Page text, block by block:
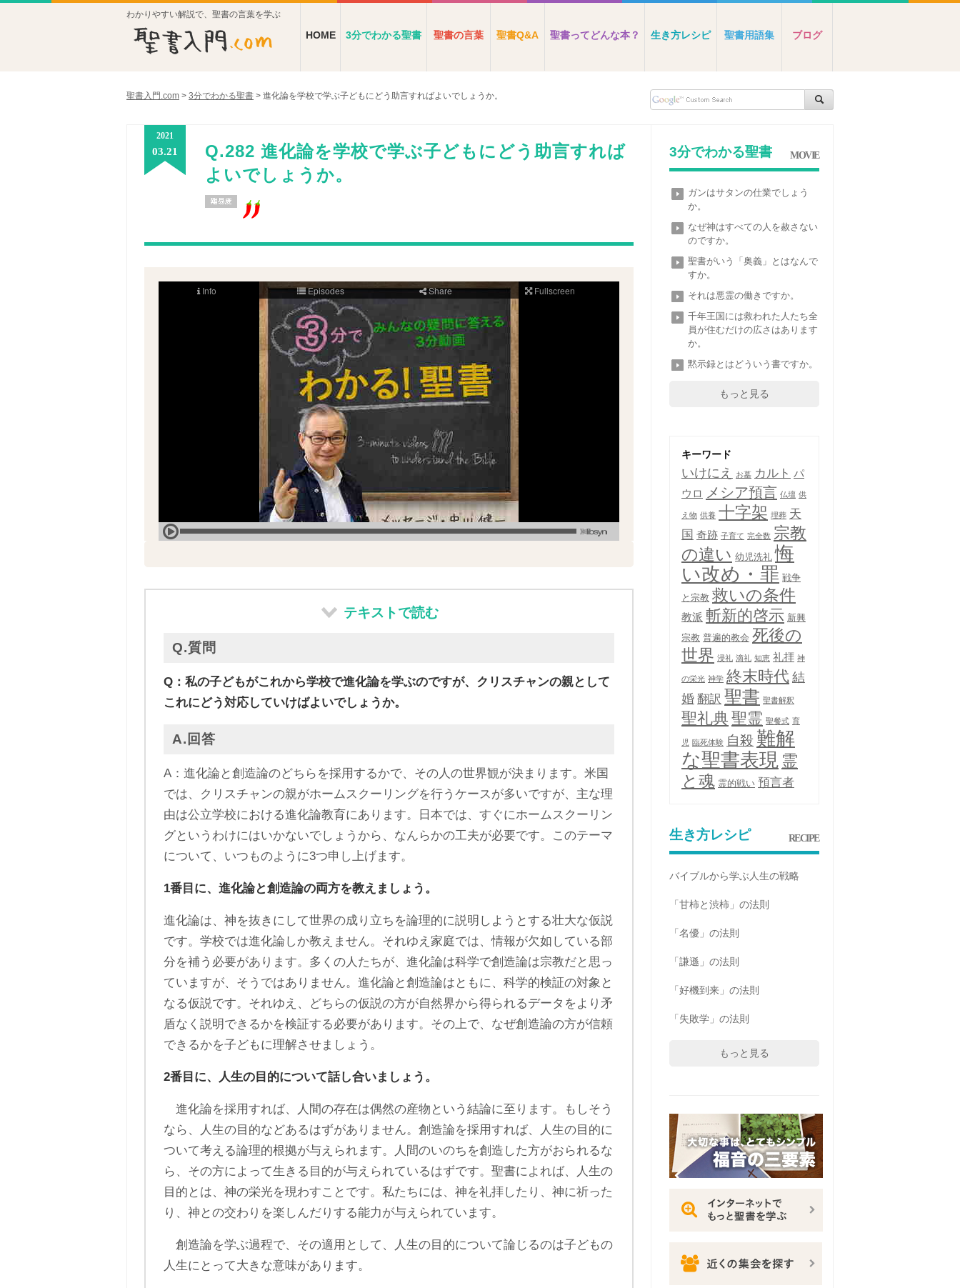
わかりやすい解説で、聖書の言葉を学ぶ
HOME 3分でわかる聖書 聖書の言葉 聖書Q&A 聖書ってどんな本？ 生き方レシピ 聖書用語集 ブログ
聖書入門.com > 3分でわかる聖書 > 進化論を学校で学ぶ子どもにどう助言すればよいでしょうか。
2021
03.21
Q.282 進化論を学校で学ぶ子どもにどう助言すれば
よいでしょうか。
テキストで読む
Q.質問
Q：私の子どもがこれから学校で進化論を学ぶのですが、クリスチャンの親として
これにどう対応していけばよいでしょうか。
A.回答
A：進化論と創造論のどちらを採用するかで、その人の世界観が決まります。米国
では、クリスチャンの親がホームスクーリングを行うケースが多いですが、主な理
由は公立学校における進化論教育にあります。日本では、すぐにホームスクーリン
グというわけにはいかないでしょうから、なんらかの工夫が必要です。このテーマ
について、いつものように3つ申し上げます。
1番目に、進化論と創造論の両方を教えましょう。
進化論は、神を抜きにして世界の成り立ちを論理的に説明しようとする壮大な仮説
です。学校では進化論しか教えません。それゆえ家庭では、情報が欠如している部
分を補う必要があります。多くの人たちが、進化論は科学で創造論は宗教だと思っ
ていますが、そうではありません。進化論と創造論はともに、科学的検証の対象と
なる仮説です。それゆえ、どちらの仮説の方が自然界から得られるデータをより矛
盾なく説明できるかを検証する必要があります。その上で、なぜ創造論の方が信頼
できるかを子どもに理解させましょう。
2番目に、人生の目的について話し合いましょう。
進化論を採用すれば、人間の存在は偶然の産物という結論に至ります。もしそう
なら、人生の目的などあるはずがありません。創造論を採用すれば、人生の目的に
ついて考える論理的根拠が与えられます。人間のいのちを創造した方がおられるな
ら、その方によって生きる目的が与えられているはずです。聖書によれば、人生の
目的とは、神の栄光を現わすことです。私たちには、神を礼拝したり、神に祈った
り、神との交わりを楽しんだりする能力が与えられています。
創造論を学ぶ過程で、その適用として、人生の目的について論じるのは子どもの
人生にとって大きな意味があります。
3分でわかる聖書 MOVIE
ガンはサタンの仕業でしょう
か。
なぜ神はすべての人を赦さない
のですか。
聖書がいう「奥義」とはなんで
すか。
それは悪霊の働きですか。
千年王国には救われた人たち全
員が住むだけの広さはあります
か。
黙示録とはどういう書ですか。
もっと見る
キーワード
いけにえ お墓 カルト パ
ウロ
メシア預言 仏壇 供
え物 供養 十字架 埋葬 天
国 奇跡 子育て 完全数 宗教
の違い 幼児洗礼 悔
い改め・罪 戦争
と宗教 救いの条件
教派 斬新的啓示 新興
宗教 普遍的教会 死後の
世界 浸礼 滴礼 知恵 礼拝 神
の栄光 神学 終末時代 結
婚 翻訳 聖書 聖書解釈
聖礼典 聖霊 聖餐式 育
児 臨死体験 自殺 難解
な聖書表現 霊
と魂 霊的戦い 預言者
生き方レシピ RECIPE
バイブルから学ぶ人生の戦略
「甘柿と渋柿」の法則
「名優」の法則
「謙遜」の法則
「好機到来」の法則
「失敗学」の法則
もっと見る